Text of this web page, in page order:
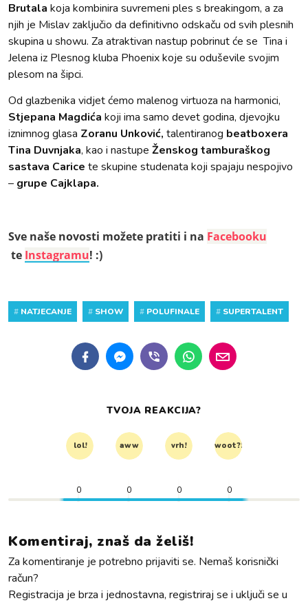
Brutala koja kombinira suvremeni ples s breakingom, a za
njih je Mislav zaključio da definitivno odskaču od svih plesnih
skupina u showu. Za atraktivan nastup pobrinut će se Tina i
Jelena iz Plesnog kluba Phoenix koje su oduševile svojim
plesom na šipci.
Od glazbenika vidjet ćemo malenog virtuoza na harmonici,
Stjepana Magdića koji ima samo devet godina, djevojku
iznimnog glasa Zoranu Unković, talentiranog beatboxera
Tina Duvnjaka, kao i nastupe Ženskog tamburaškog
sastava Carice te skupine studenata koji spajaju nespojivo
– grupe Cajklapa.
Sve naše novosti možete pratiti i na Facebooku
te Instagramu! :)
# NATJECANJE # SHOW # POLUFINALE # SUPERTALENT
TVOJA REAKCIJA?
lol! aww vrh! woot?!
0 0 0 0
Komentiraj, znaš da želiš!
Za komentiranje je potrebno prijaviti se. Nemaš korisnički
račun?
Registracija je brza i jednostavna, registriraj se i uključi se u